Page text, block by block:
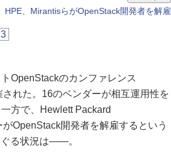
HPE、MirantisらがOpenStack開発者を解雇
3
OpenStackのカンファレンス
れた。16のベンダーが相互運用性を
方で、Hewlett Packard
OpenStack開発者を解雇するという
る状況は――。